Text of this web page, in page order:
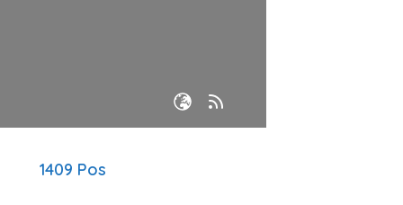
1409 Pos